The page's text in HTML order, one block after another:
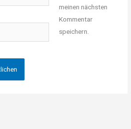
meinen nächsten
Kommentar
speichern.